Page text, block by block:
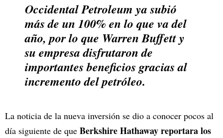
Occidental Petroleum ya subió
más de un 100% en lo que va del
año, por lo que Warren Buffett y
su empresa disfrutaron de
importantes beneficios gracias al
incremento del petróleo.
La noticia de la nueva inversión se dio a conocer pocos al
día siguiente de que Berkshire Hathaway reportara los